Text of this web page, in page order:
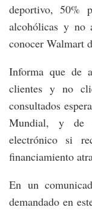
deportivo, 50%
alcohólicas y no
conocer Walmart
Informa que de
clientes y no
consultados
Mundial, y de
electrónico si
financiamiento
En un
demandado en